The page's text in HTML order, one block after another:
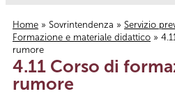
Tu sei qui
Home » Sovrintendenza » Servizio
Formazione e materiale didattico »
rumore
4.11 Corso di
rumore